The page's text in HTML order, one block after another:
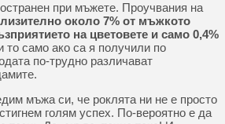
при мъжете. Проучвания на
около 7% от мъжкото
на цветовете и само 0,4%
то само ако са я получили по
по-трудно различават
мъжа си, че роклята ни не е просто
голям успех. По-вероятно е да